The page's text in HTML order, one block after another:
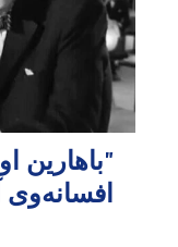
"باهارین
افسانه‌وی